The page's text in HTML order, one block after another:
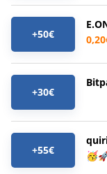
+50€
+30€
+55€